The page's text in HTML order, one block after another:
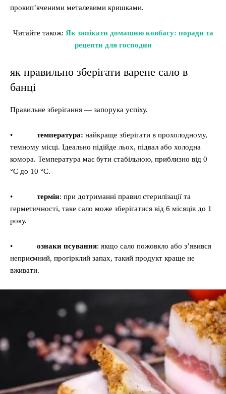
прокип’яченими металевими кришками.
Читайте також: Як запікати домашню ковбасу: поради та
рецепти для господин
як правильно зберігати варене сало в
банці
Правильне зберігання — запорука успіху.
• температура: найкраще зберігати в прохолодному,
темному місці. Ідеально підійде льох, підвал або холодна
комора. Температура має бути стабільною, приблизно від 0
°C до 10 °C.
• термін: при дотриманні правил стерилізації та
герметичності, таке сало може зберігатися від 6 місяців до 1
року.
• ознаки псування: якщо сало пожовкло або з’явився
неприємний, прогірклий запах, такий продукт краще не
вживати.